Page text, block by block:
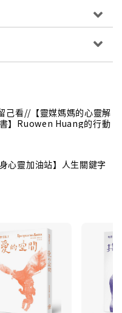
界，就像一場春雨，
絲塔夏的祖父說。
散發源源不絕的靈感
？」
的米格烈，一躍成了
偉大力量！讀者也紛
生意、克服萬難將書
是誰？
傳訊、甚至成為了她
己看//【靈媒媽媽的心靈解
】Ruowen Huang的行動
身心靈加油站】人生關鍵字